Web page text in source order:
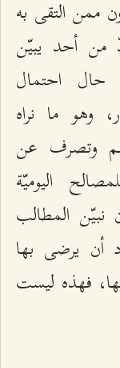
ممن التقى به
من أحد يبيّن
حال احتمال
وهو ما نراه
وتصرف عن
اليوميّة
نبيّن المطالب
أن يرضى بها
فهذه ليست